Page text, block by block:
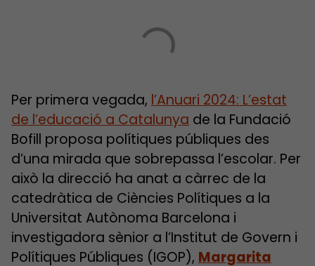
Per primera vegada, l’Anuari 2024: L’estat
de l’educació a Catalunya de la Fundació
Bofill proposa polítiques públiques des
d’una mirada que sobrepassa l’escolar. Per
això la direcció ha anat a càrrec de la
catedràtica de Ciències Polítiques a la
Universitat Autònoma Barcelona i
investigadora sènior a l’Institut de Govern i
Polítiques Públiques (IGOP), Margarita